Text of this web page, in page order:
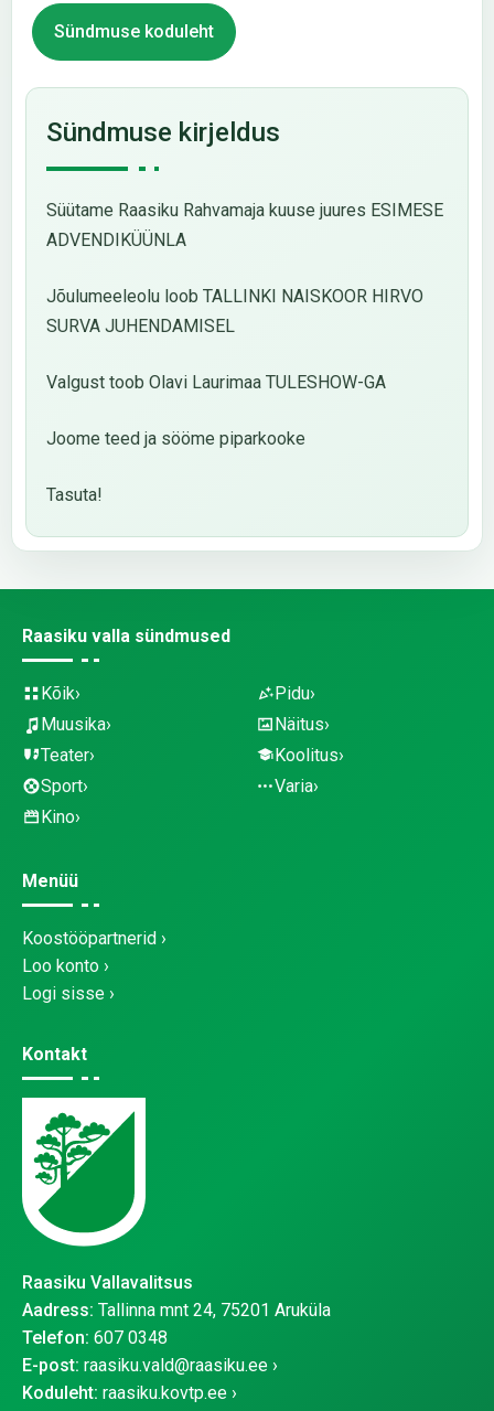
Sündmuse koduleht
Sündmuse kirjeldus
Süütame Raasiku Rahvamaja kuuse juures ESIMESE
ADVENDIKÜÜNLA
Jõulumeeleolu loob TALLINKI NAISKOOR HIRVO
SURVA JUHENDAMISEL
Valgust toob Olavi Laurimaa TULESHOW-GA
Joome teed ja sööme piparkooke
Tasuta!
Raasiku valla sündmused
Kõik
Muusika
Teater
Sport
Kino
Pidu
Näitus
Koolitus
Varia
Menüü
Koostööpartnerid
Loo konto
Logi sisse
Kontakt
Raasiku Vallavalitsus
Aadress: Tallinna mnt 24, 75201 Aruküla
Telefon: 607 0348
E-post: raasiku.vald@raasiku.ee
Koduleht: raasiku.kovtp.ee